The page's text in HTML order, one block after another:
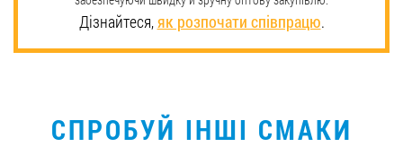
Дізнайтеся,як розпочати співпрацю.
СПРОБУЙ ІНШІ СМАКИ